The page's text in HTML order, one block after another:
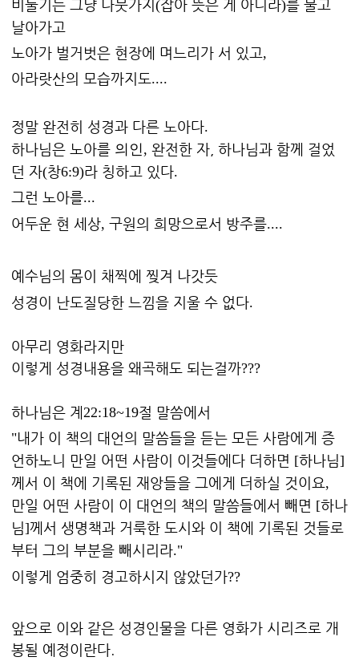
비둘기는 그냥 나뭇가지 (잡아 뜻은 게 아니라)를 물고
날아가고
노아가 벌거벗은 현장에 며느리가 서 있고 ,
아라랏산의 모습까지도....
정말 완전히 성경과 다른 노아다.
하나님은 노아를 의인, 완전한 자, 하나님과 함께 걸었
던 자(창6:9)라 칭하고 있다.
그런 노아를...
어두운 현 세상, 구원의 희망으로서 방주를....
예수님의 몸이 채찍에 찢겨 나갓듯
성경이 난도질당한 느낌을 지울 수 없다.
아무리 영화라지만
이렇게 성경내용을 왜곡해도 되는걸까???
하나님은 계22:18~19절 말씀에서
"내가 이 책의 대언의 말씀들을 듣는 모든 사람에게 증
언하노니 만일 어떤 사람이 이것들에다 더하면 [하나님]
께서 이 책에 기록된 재앙들을 그에게 더하실 것이요,
만일 어떤 사람이 이 대언의 책의 말씀들에서 빼면 [하나
님]께서 생명책과 거룩한 도시와 이 책에 기록된 것들로
부터 그의 부분을 빼시리라."
이렇게 엄중히 경고하시지 않았던가??
앞으로 이와 같은 성경인물을 다른 영화가 시리즈로 개
봉될 예정이란다.